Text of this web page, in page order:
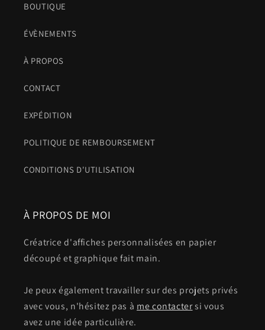
BOUTIQUE
ÉVÈNEMENTS
À PROPOS
CONTACT
EXPÉDITION
POLITIQUE DE REMBOURSEMENT
CONDITIONS D'UTILISATION
À PROPOS DE MOI
Créatrice d'affiches personnalisées en papier
découpé et graphique fait main.
Je peux également travailler sur des projets privés
avec vous, n'hésitez pas à me contactersi vous
avez une idée particulière.